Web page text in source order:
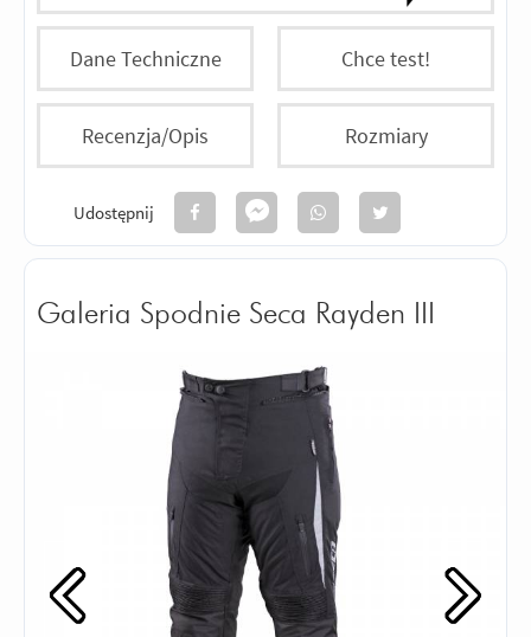
Dane Techniczne Chce test!
Recenzja/Opis Rozmiary
Udostępnij
Galeria Spodnie Seca Rayden III